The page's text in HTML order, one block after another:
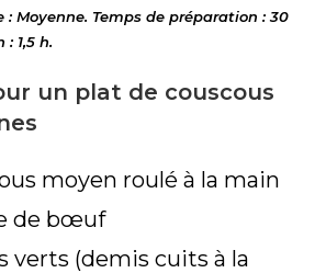
Moyenne. Temps de préparation : 30
1,5 h.
un plat de couscous
moyen roulé à la main
de bœuf
verts (demis cuits à la